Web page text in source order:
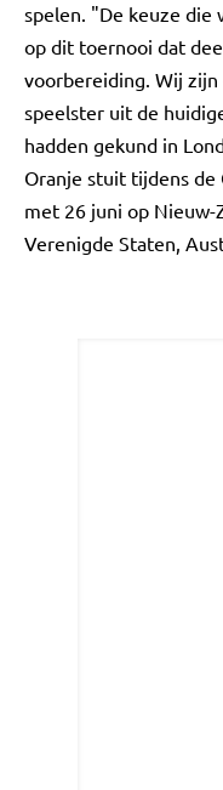
spelen. "De keuze die
op dit toernooi dat
voorbereiding. Wij
speelster uit de
hadden gekund in
Oranje stuit tijdens de
met 26 juni op Nieuw-
Verenigde Staten,